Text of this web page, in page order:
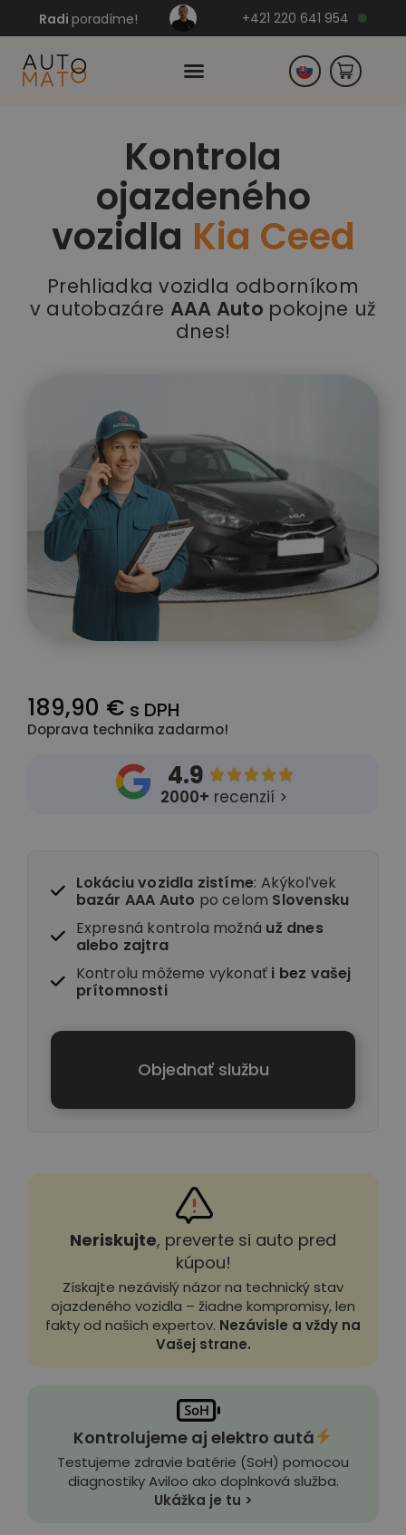
Radi poradíme! +421 220 641 954
Kontrola
ojazdeného
vozidla Kia Ceed
Prehliadka vozidla odborníkom
v autobazáre AAA Auto pokojne už
dnes!
189,90 € s DPH
Doprava technika zadarmo!
4.9 
2000+ recenzií >
Lokáciu vozidla zistíme: Akýkoľvek
bazár AAA Auto po celom Slovensku
Expresná kontrola možná už dnes
alebo zajtra
Kontrolu môžeme vykonať i bez vašej
prítomnosti
Objednať službu
Neriskujte, preverte si auto pred
kúpou!
Získajte nezávislý názor na technický stav
ojazdeného vozidla – žiadne kompromisy, len
fakty od našich expertov. Nezávisle a vždy na
Vašej strane.
Kontrolujeme aj elektro autá
Testujeme zdravie batérie (SoH) pomocou
diagnostiky Aviloo ako doplnková služba.
Ukážka je tu >